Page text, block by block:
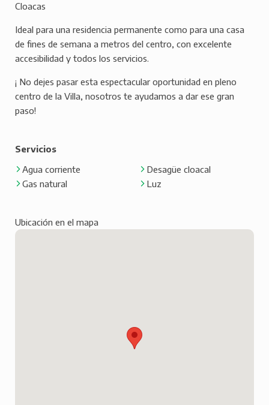
Cloacas
Ideal para una residencia permanente como para una casa
de fines de semana a metros del centro, con excelente
accesibilidad y todos los servicios.
¡ No dejes pasar esta espectacular oportunidad en pleno
centro de la Villa, nosotros te ayudamos a dar ese gran
paso!
Servicios
Agua corriente
Desagüe cloacal
Gas natural
Luz
Ubicación en el mapa